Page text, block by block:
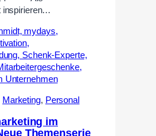
inspirieren…
Marketing, Personal
im
Themenserie